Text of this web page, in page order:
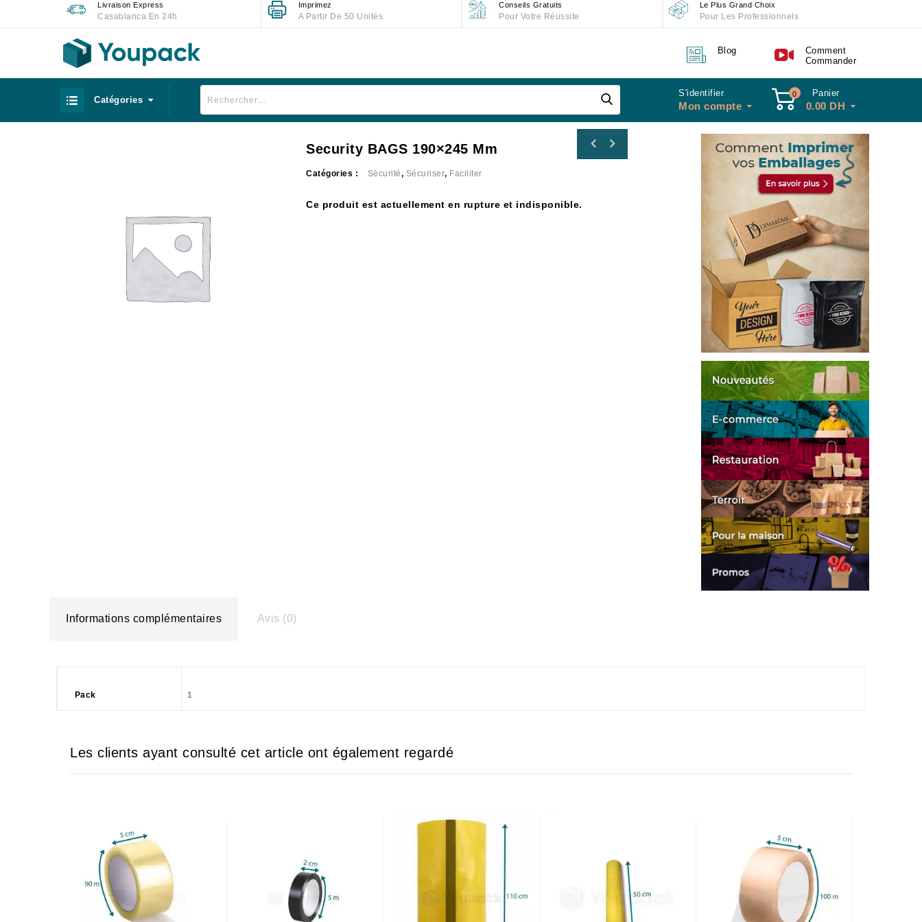
Livraison Express
Casablanca En 24h
Imprimez
A Partir De 50 Unités
Conseils Gratuits
Pour Votre Réussite
Le Plus Grand Choix
Pour Les Professionnels
Blog
Comment
Commander
Catégories
S'identifier
Mon compte
0 Panier
0.00 DH
Security BAGS 190×245 Mm
Catégories : Sécurité, Sécuriser, Faciliter
Ce produit est actuellement en rupture et indisponible.
Informations complémentaires Avis (0)
Pack 1
Les clients ayant consulté cet article ont également regardé